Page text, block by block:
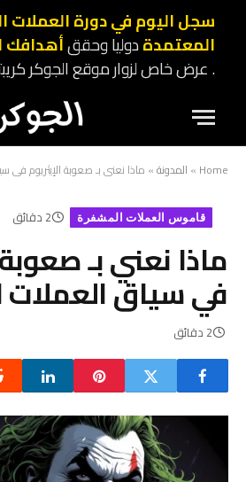
سجل اليوم في دورة العملات
المعتمدةدوليا وحققأهدافك
. عرض خاص لزوار موقع الجوكر
Home
» المدونة» ماذا نعني بـ صعوبة الإيثريوم في
قاموس العملات المشفرة 2 دقائق
ماذا نعني بـ
في سياق العملات
2 دقائق